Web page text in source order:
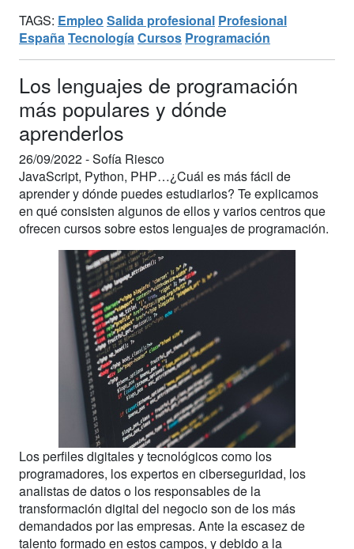
TAGS: Empleo Salida profesional Profesional
España Tecnología Cursos Programación
Los lenguajes de programación
más populares y dónde
aprenderlos
26/09/2022 -Sofía Riesco
JavaScript, Python, PHP…¿Cuál es más fácil de
aprender y dónde puedes estudiarlos? Te explicamos
en qué consisten algunos de ellos y varios centros que
ofrecen cursos sobre estos lenguajes de programación.
Los perfiles digitales y tecnológicos como los
programadores, los expertos en ciberseguridad, los
analistas de datos o los responsables de la
transformación digital del negocio son de los más
demandados por las empresas. Ante la escasez de
talento formado en estos campos, y debido a la